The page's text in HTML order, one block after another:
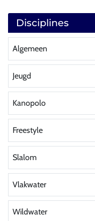
Disciplines
Algemeen
Jeugd
Kanopolo
Freestyle
Slalom
Vlakwater
Wildwater